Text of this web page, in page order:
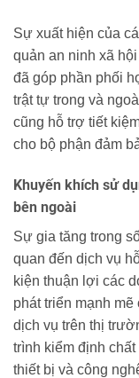
Sự xuất hiện của
quản an ninh xã
đã góp phần phối
trật tự trong và
cũng hỗ trợ tiết
cho bộ phận đảm
Khuyến khích sử
bên ngoài
Sự gia tăng trong
quan đến dịch vụ
kiện thuận lợi các
phát triển mạnh
dịch vụ trên thị
trình kiểm định
thiết bị và công